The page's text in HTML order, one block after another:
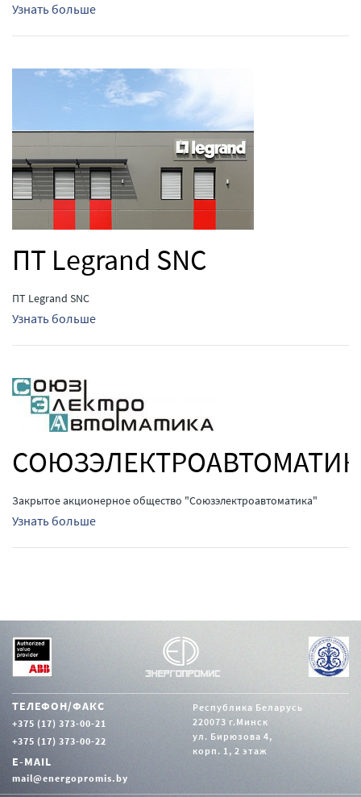
Узнать больше
ПТ Legrand SNC
ПТ Legrand SNC
Узнать больше
Закрытое акционерное общество "Союзэлектроавтоматика"
Узнать больше
ТЕЛЕФОН/ФАКС
+375 (17) 373-00-21
+375 (17) 373-00-22
E-MAIL
mail@energopromis.by
Республика Беларусь
220073 г.Минск
ул. Бирюзова 4,
корп. 1, 2 этаж